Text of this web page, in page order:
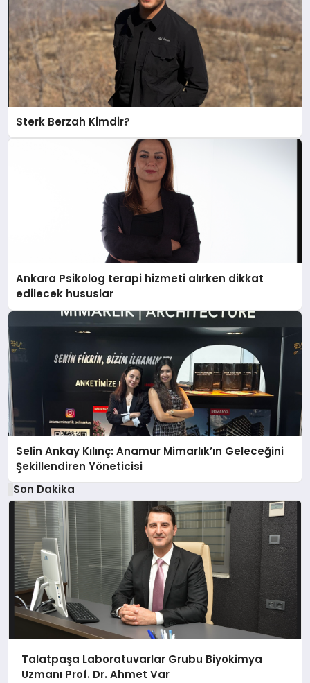
Sterk Berzah Kimdir?
Ankara Psikolog terapi hizmeti alırken dikkat
edilecek hususlar
Selin Ankay Kılınç: Anamur Mimarlık’ın Geleceğini
Şekillendiren Yöneticisi
Son Dakika
Talatpaşa Laboratuvarlar Grubu Biyokimya
Uzmanı Prof. Dr. Ahmet Var